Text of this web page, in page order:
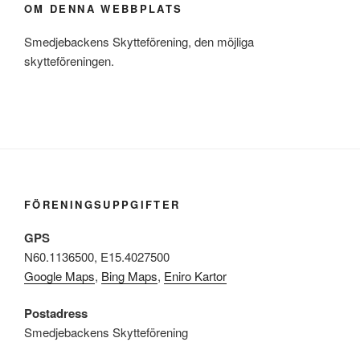
OM DENNA WEBBPLATS
Smedjebackens Skytteförening, den möjliga
skytteföreningen.
FÖRENINGSUPPGIFTER
GPS
N60.1136500, E15.4027500
Google Maps, Bing Maps, Eniro Kartor
Postadress
Smedjebackens Skytteförening